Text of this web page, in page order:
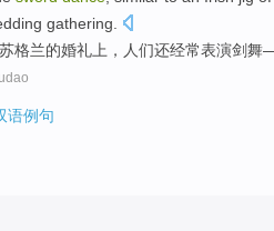
gathering.
苏格兰的婚礼上 ，人们还经常表演剑舞
语例句